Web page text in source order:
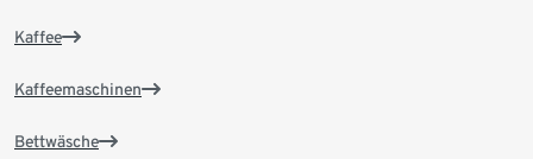
Kaffee
Kaffeemaschinen
Bettwäsche